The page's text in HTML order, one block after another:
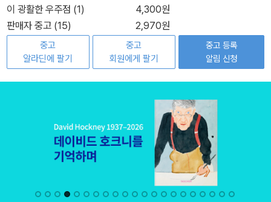
이 광활한 우주점 (1)
4,300원
판매자 중고 (15)
2,970원
중고
알라딘에 팔기
중고
회원에게 팔기
중고 등록
알림 신청